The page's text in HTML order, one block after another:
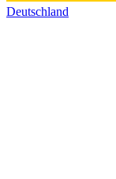
Deutschland